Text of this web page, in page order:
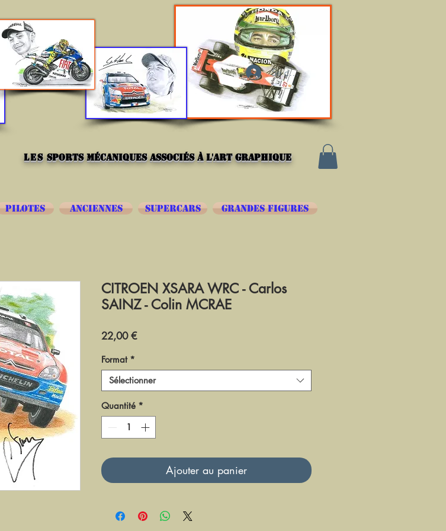
Se connecter
lessports mécaniques associés à l'art graphique
CITROEN XSARA WRC - Carlos
SAINZ - Colin MCRAE
22,00 €Prix
Format *
Sélectionner
Quantité *
Ajouter au panier
SUPERCARS
ANCIENNES
PILOTES GRANDES FIGURES